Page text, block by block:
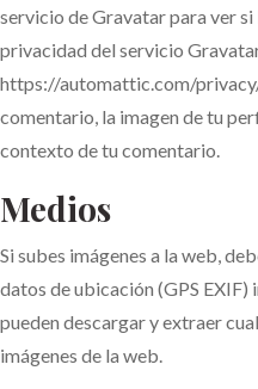
servicio de Gravatar para ver
privacidad del servicio
https://automattic.com/
comentario, la imagen de tu
contexto de tu comentario.
Medios
Si subes imágenes a la web,
datos de ubicación (GPS
pueden descargar y extraer
imágenes de la web.